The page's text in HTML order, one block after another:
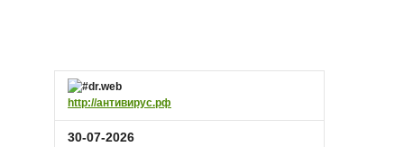
http://антивирус.рф
30-07-2026